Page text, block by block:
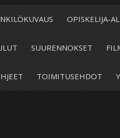
OPISKELIJA-
SUURENNOKSET
TOIMITUSEHDOT